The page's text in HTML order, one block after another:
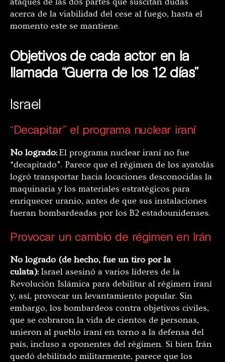
acerca de la viabilidad del cese al fuego, hasta el
momento este se mantiene.
Objetivos de cada actor en la
llamada “Guerra de los 12 días”
Israel
“Decapitar” el programa nuclear iraní
No logrado:El programa nuclear iraní no fue
“decapitado”. Parece que el régimen de los ayatolás
logró transportar hacia locaciones desconocidas la
maquinaria y los materiales estratégicos para
enriquecer uranio, antes de que sus instalaciones
fueran bombardeadas por los B2 estadounidenses.
Provocar un cambio de régimen en Irán
No logrado (de hecho, fue un tiro por la
culata): Israel asesinó a varios líderes de la
Revolución Islámica para debilitar al régimen iraní
y, así, provocar un levantamiento popular. Sin
embargo, los bombardeos contra objetivos civiles,
que se cobraron la vida de cientos de personas,
unieron al pueblo iraní en torno a la defensa del
país, incluso a oponentes del régimen. Si bien Irán
quedó debilitado militarmente, parece que los